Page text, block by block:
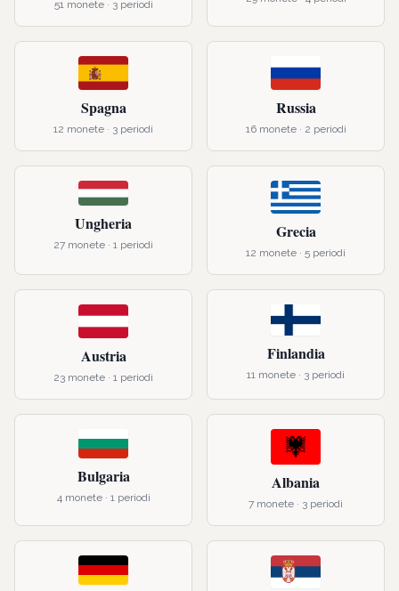
51monete · 3periodi
Spagna
12 monete · 3 periodi
Russia
16monete · 2 periodi
Ungheria
27 monete · 1 periodi
Grecia
12 monete · 5 periodi
Austria
23 monete · 1 periodi
Finlandia
11 monete · 3 periodi
Bulgaria
4monete · 1periodi
Albania
7 monete · 3 periodi